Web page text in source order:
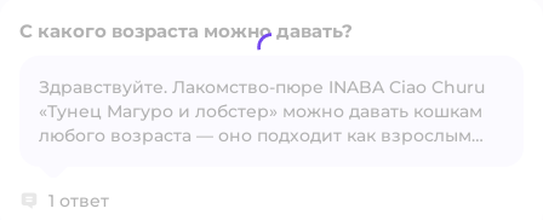
Открыть вопрос
С какого возраста можно давать?
Здравствуйте. Лакомство‑пюре INABA Ciao Churu
«Тунец Магуро и лобстер» можно давать кошкам
любого возраста — оно подходит как взрослым
После вскрытия пакетика хранить в холодильнике
1 ответ